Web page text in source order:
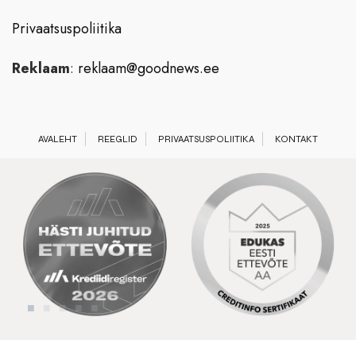
Privaatsuspoliitika
Reklaam: reklaam@goodnews.ee
AVALEHT REEGLID PRIVAATSUSPOLIITIKA KONTAKT